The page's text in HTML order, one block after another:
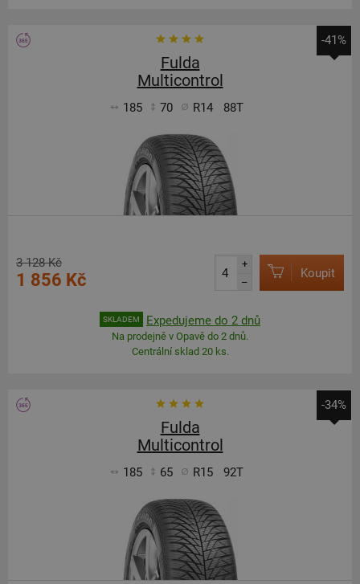
-41%
Fulda
Multicontrol
185 70 R14 88T
3 128 Kč
1 856 Kč
+
–
Koupit
SKLADEM Expedujeme do 2 dnů
Na prodejně v Opavě do 2 dnů.
Centrální sklad 20 ks.
-34%
Fulda
Multicontrol
185 65 R15 92T